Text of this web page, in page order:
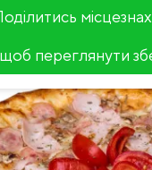
щоб переглянути